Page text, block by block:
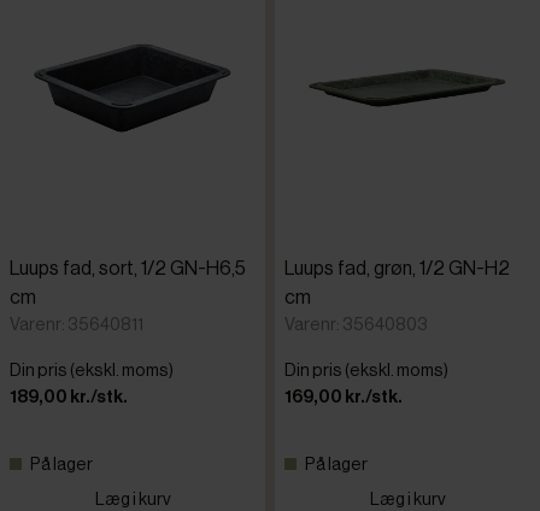
Luups fad, sort, 1/2 GN-H6,5
cm
Varenr: 35640811
Din pris (ekskl. moms)
189,00 kr./stk.
På lager
Læg i kurv
Luups fad, grøn, 1/2 GN-H2
cm
Varenr: 35640803
Din pris (ekskl. moms)
169,00 kr./stk.
På lager
Læg i kurv